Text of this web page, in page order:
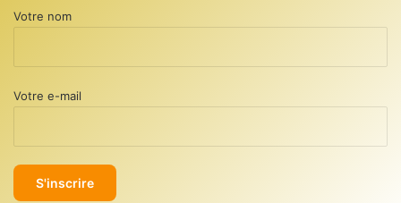
Votre nom
Votre e-mail